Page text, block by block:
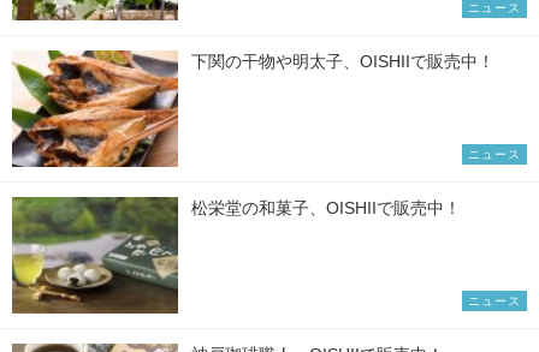
ニュース
下関の干物や明太子、OISHIIで販売中！
ニュース
松栄堂の和菓子、OISHIIで販売中！
ニュース